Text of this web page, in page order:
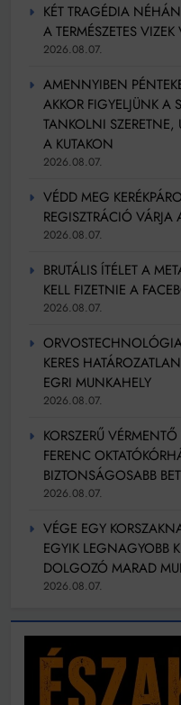
KÉT TRAGÉDIA
A TERMÉSZETES
2026.08.07.
AMENNYIBEN
AKKOR FIGYELJÜNK A
TANKOLNI SZERETNE,
A KUTAKON
2026.08.07.
VÉDD MEG
REGISZTRÁCIÓ VÁRJA
2026.08.07.
BRUTÁLIS ÍTÉLET A
KELL FIZETNIE A
2026.08.07.
KERES
EGRI MUNKAHELY
2026.08.07.
KORSZERŰ
FERENC
BIZTONSÁGOSABB
2026.08.07.
VÉGE EGY
EGYIK LEGNAGYOBB
DOLGOZÓ MARAD
2026.08.07.